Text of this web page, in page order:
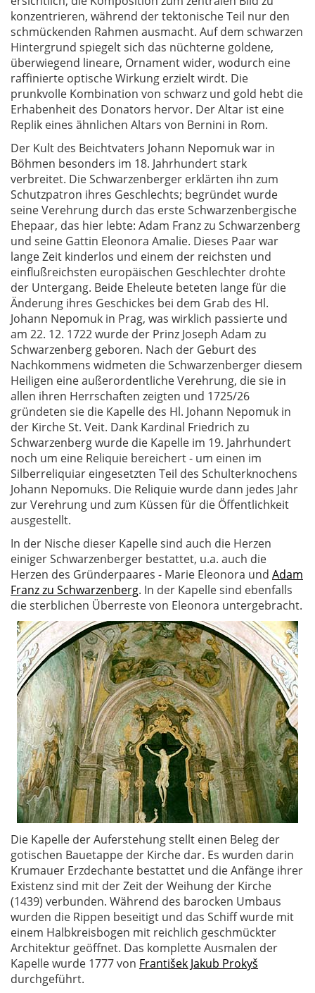
konzentrieren, während der tektonische Teil nur den
schmückenden Rahmen ausmacht. Auf dem schwarzen
Hintergrund spiegelt sich das nüchterne goldene,
überwiegend lineare, Ornament wider, wodurch eine
raffinierte optische Wirkung erzielt wirdt. Die
prunkvolle Kombination von schwarz und gold hebt die
Erhabenheit des Donators hervor. Der Altar ist eine
Replik eines ähnlichen Altars von Bernini in Rom.
Der Kult des Beichtvaters Johann Nepomuk war in
Böhmen besonders im 18. Jahrhundert stark
verbreitet. Die Schwarzenberger erklärten ihn zum
Schutzpatron ihres Geschlechts; begründet wurde
seine Verehrung durch das erste Schwarzenbergische
Ehepaar, das hier lebte: Adam Franz zu Schwarzenberg
und seine Gattin Eleonora Amalie. Dieses Paar war
lange Zeit kinderlos und einem der reichsten und
einflußreichsten europäischen Geschlechter drohte
der Untergang. Beide Eheleute beteten lange für die
Änderung ihres Geschickes bei dem Grab des Hl.
Johann Nepomuk in Prag, was wirklich passierte und
am 22. 12. 1722 wurde der Prinz Joseph Adam zu
Schwarzenberg geboren. Nach der Geburt des
Nachkommens widmeten die Schwarzenberger diesem
Heiligen eine außerordentliche Verehrung, die sie in
allen ihren Herrschaften zeigten und 1725/26
gründeten sie die Kapelle des Hl. Johann Nepomuk in
der Kirche St. Veit. Dank Kardinal Friedrich zu
Schwarzenberg wurde die Kapelle im 19. Jahrhundert
noch um eine Reliquie bereichert - um einen im
Silberreliquiar eingesetzten Teil des Schulterknochens
Johann Nepomuks. Die Reliquie wurde dann jedes Jahr
zur Verehrung und zum Küssen für die Öffentlichkeit
ausgestellt.
In der Nische dieser Kapelle sind auch die Herzen
einiger Schwarzenberger bestattet, u.a. auch die
Herzen des Gründerpaares - Marie Eleonora und Adam
Franz zu Schwarzenberg. In der Kapelle sind ebenfalls
die sterblichen Überreste von Eleonora untergebracht.
Die Kapelle der Auferstehung stellt einen Beleg der
gotischen Bauetappe der Kirche dar. Es wurden darin
Krumauer Erzdechante bestattet und die Anfänge ihrer
Existenz sind mit der Zeit der Weihung der Kirche
(1439) verbunden. Während des barocken Umbaus
wurden die Rippen beseitigt und das Schiff wurde mit
einem Halbkreisbogen mit reichlich geschmückter
Architektur geöffnet. Das komplette Ausmalen der
Kapelle wurde 1777 von František Jakub Prokyš
durchgeführt.